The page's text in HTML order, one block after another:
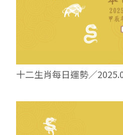
十二生肖每日運勢／